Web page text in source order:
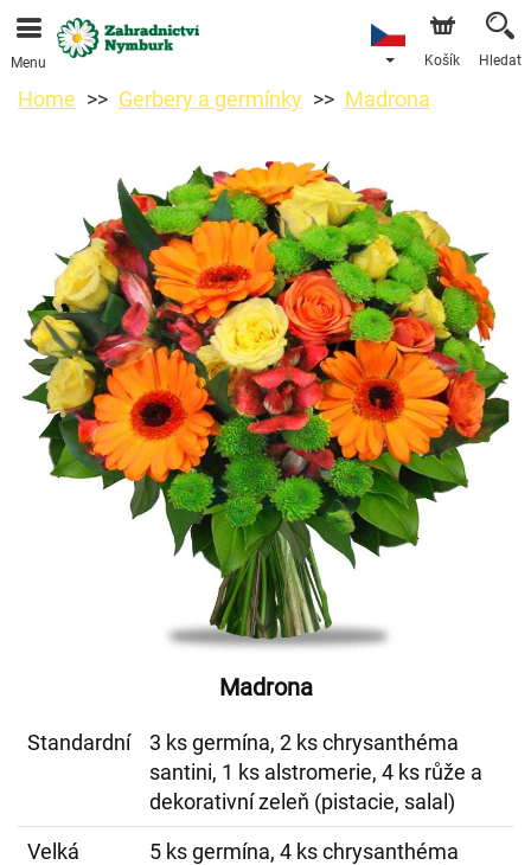
Objednávky přes e-shop přijímáme. Nejbližší možné
doručení je od 11.8.2026 z důvodu dovolené.
Menu Košík Hledat
Home Gerbery a germínky Madrona
Madrona
Standardní
3 ks germína, 2 ks chrysanthéma
santini, 1 ks alstromerie, 4 ks růže a
dekorativní zeleň (pistacie, salal)
Velká
5 ks germína, 4 ks chrysanthéma